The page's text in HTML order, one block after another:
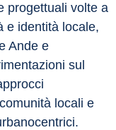
progettuali volte a
e identità locale,
Ande e
sul
locali e